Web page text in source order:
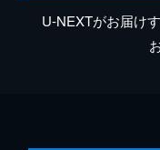
U-NEXTがお届け